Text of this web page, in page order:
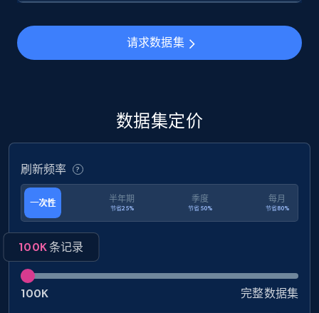
2.8K+ 244+ 立即购买
founded, Status, Employees, Latest deal type,
Business
2.7K+ 276+ 立即购买
Zoominfo companies information
请求数据集
数据集定价
刷新频率
一次性 半年期
节省25%
季度
节省50%
每月
节省80%
100K条记录
100K 完整数据集